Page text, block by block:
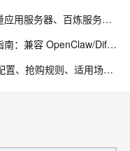
阿里云热门云产品简介：云服务器、轻量应用服务器、百炼服务平台、大模型等
阿里云智能体专用轻量应用服务器使用指南：兼容 OpenClaw/Dify，限时5折活动
阿里云38元轻量应用服务器详细介绍：配置、抢购规则、适用场景与选购攻略